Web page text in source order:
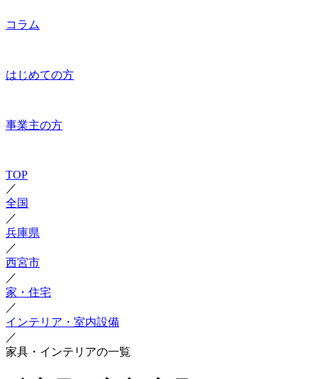
コラム
はじめての方
事業主の方
TOP
／
全国
／
兵庫県
／
西宮市
／
家・住宅
／
インテリア・室内設備
／
家具・インテリアの一覧